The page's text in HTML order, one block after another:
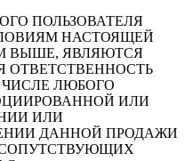
ПОЛЬЗОВАТЕЛЯ
НАСТОЯЩЕЙ
ВЫШЕ, ЯВЛЯЮТСЯ
ЧИСЛЕ ЛЮБОГО
ИЛИ
ИЛИ
ДАННОЙ ПРОДАЖИ